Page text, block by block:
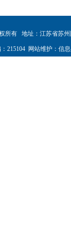
所有 地址：江苏省苏
215104 网站维护：信